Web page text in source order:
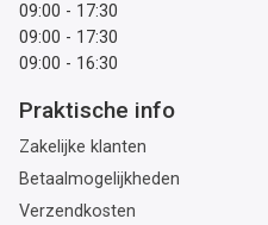
09:00 - 17:30
09:00 - 17:30
09:00 - 16:30
Praktische info
Zakelijke klanten
Betaalmogelijkheden
Verzendkosten